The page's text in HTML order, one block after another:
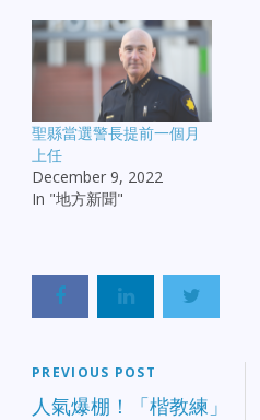
聖縣當選警長提前一個月
上任
December 9, 2022
In "地方新聞"
PREVIOUS POST
人氣爆棚！「楷教練」